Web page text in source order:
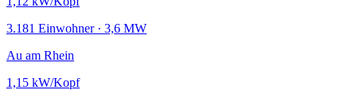
3.181 Einwohner · 3,6 MW
Au am Rhein
1,15 kW/Kopf